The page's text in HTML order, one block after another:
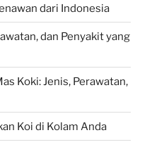
dari Indonesia
dan Penyakit yang
Koki: Jenis, Perawatan,
Koi di Kolam Anda